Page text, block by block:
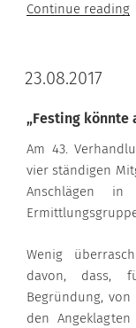
Continue reading
23.08.2017
„Festing könnte
Am 43.
vier ständigen
Anschlägen in
Wenig
davon, dass,
Begründung,
den